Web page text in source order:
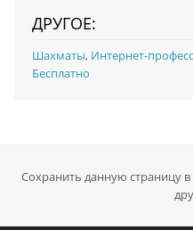
ДРУГОЕ:
Шахматы, Интернет-
Бесплатно
Сохранить данную страницу